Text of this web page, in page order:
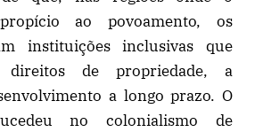
ao povoamento, os
instituições inclusivas que
direitos de propriedade, a
a longo prazo. O
no colonialismo de